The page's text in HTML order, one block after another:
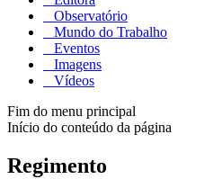
Observatório
Mundo do Trabalho
Eventos
Imagens
Vídeos
Fim do menu principal
Início do conteúdo da página
Regimento